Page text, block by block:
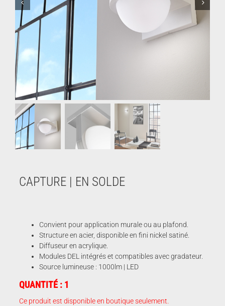
CAPTURE | EN SOLDE
Convient pour application murale ou au plafond.
Structure en acier, disponible en fini nickel satiné.
Diffuseur en acrylique.
Modules DEL intégrés et compatibles avec gradateur.
Source lumineuse : 1000lm | LED
QUANTITÉ : 1
Ce produit est disponible en boutique seulement.